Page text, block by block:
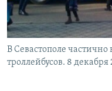
В Севастополе
троллейбусов. 8 декабря